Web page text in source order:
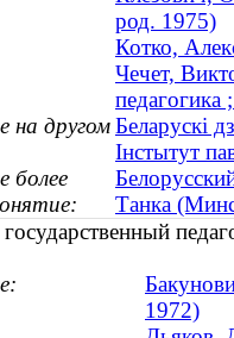
род. 1975)
Котко,
Чечет,
педагогика
другомБеларускі
Інстытут
Танка
1972)